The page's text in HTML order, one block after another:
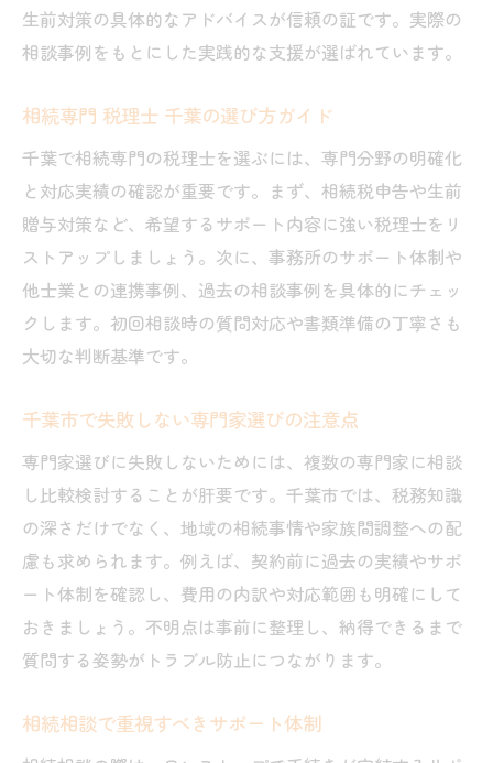
生前対策の具体的なアドバイスが信頼の証です。実際の
相談事例をもとにした実践的な支援が選ばれています。
相続専門 税理士 千葉の選び方ガイド
千葉で相続専門の税理士を選ぶには、専門分野の明確化
と対応実績の確認が重要です。まず、相続税申告や生前
贈与対策など、希望するサポート内容に強い税理士をリ
ストアップしましょう。次に、事務所のサポート体制や
他士業との連携事例、過去の相談事例を具体的にチェッ
クします。初回相談時の質問対応や書類準備の丁寧さも
大切な判断基準です。
千葉市で失敗しない専門家選びの注意点
専門家選びに失敗しないためには、複数の専門家に相談
し比較検討することが肝要です。千葉市では、税務知識
の深さだけでなく、地域の相続事情や家族間調整への配
慮も求められます。例えば、契約前に過去の実績やサポ
ート体制を確認し、費用の内訳や対応範囲も明確にして
おきましょう。不明点は事前に整理し、納得できるまで
質問する姿勢がトラブル防止につながります。
相続相談で重視すべきサポート体制